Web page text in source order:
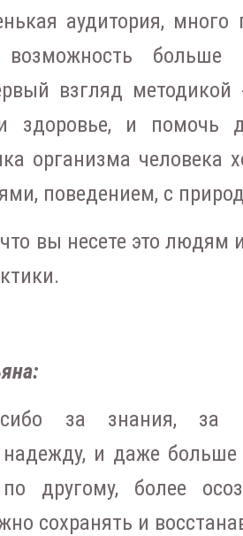
аудитория, много
больше
взгляд
здоровье, и помочь
организма человека
поведением, с
вы несете это
за знания, за
и даже больше
другому, более
сохранять и